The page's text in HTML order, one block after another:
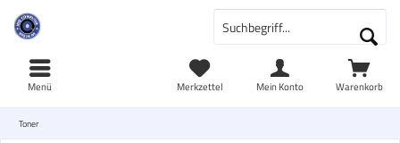
Warenkorb
Merkzettel Mein Konto
Menü
Toner